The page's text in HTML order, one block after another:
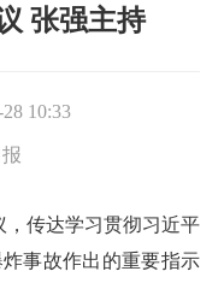
张强主持
10:33
，传达学习贯彻习近平
事故作出的重要指示